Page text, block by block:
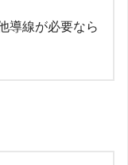
導線が必要なら